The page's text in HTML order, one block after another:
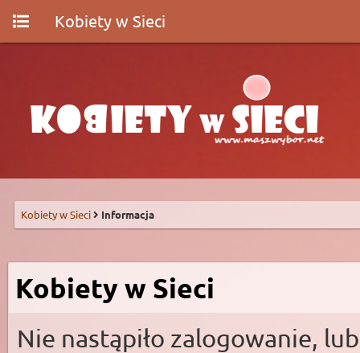
Kobiety w Sieci
Kobiety w Sieci Informacja
Kobiety w Sieci
Nie nastąpiło zalogowanie,